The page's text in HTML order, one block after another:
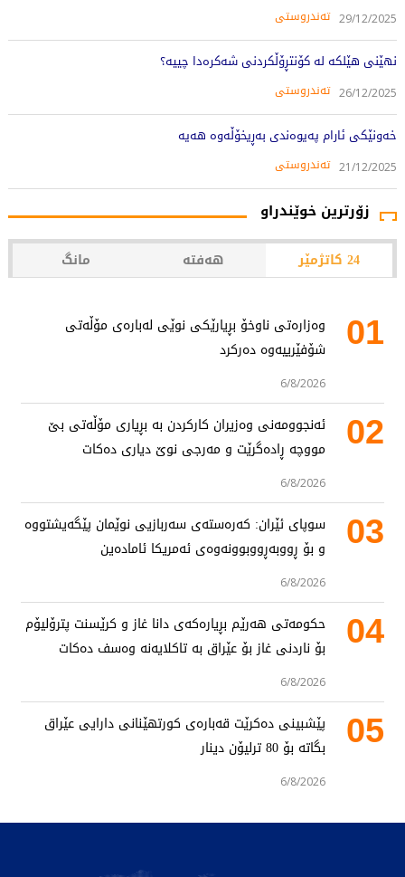
29/12/2025 تەندروستی
نهێنی هێلکە لە کۆنتڕۆڵکردنی شەکرەدا چییە؟
26/12/2025 تەندروستی
خه‌ونێكی ئارام په‌یوه‌ندی به‌ڕیخۆڵه‌وه‌ هه‌یه‌
21/12/2025 تەندروستی
زۆرترین خوێندراو
24 کاتژمێر هەفتە مانگ
01
وەزارەتی ناوخۆ بڕیارێکی نوێی لەبارەی مۆڵەتی
شۆفێرییەوە دەرکرد
6/8/2026
02
ئەنجوومەنی وەزیران کارکردن بە بڕیاری مۆڵەتی بێ
مووچە ڕادەگرێت و مەرجی نوێ دیاری دەکات
6/8/2026
03
سوپای ئێران: کەرەستەی سەربازیی نوێمان پێگەیشتووە
و بۆ ڕووبەڕووبوونەوەی ئەمریکا ئامادەین
6/8/2026
04
حکومەتی هەرێم بڕیارەکەی دانا غاز و کرێسنت پترۆلیۆم
بۆ ناردنی غاز بۆ عێراق بە تاکلایەنە وەسف دەکات
6/8/2026
05
پێشبینی دەکرێت قەبارەی کورتهێنانی دارایی عێراق
بگاتە بۆ 80 ترلیۆن دینار
6/8/2026